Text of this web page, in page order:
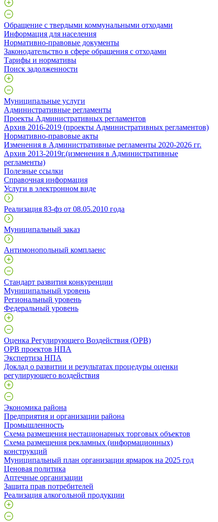
Обращение с твердыми коммунальными отходами
Информация для населения
Нормативно-правовые документы
Законодательство в сфере обращения с отходами
Тарифы и нормативы
Поиск задолженности
Муниципальные услуги
Административные регламенты
Проекты Административных регламентов
Архив 2016-2019 (проекты Административных регламентов)
Нормативно-правовые акты
Изменения в Административные регламенты 2020-2026 гг.
Архив 2013-2019г.(изменения в Административные
регламенты)
Полезные ссылки
Справочная информация
Услуги в электронном виде
Реализация 83-фз от 08.05.2010 года
Муниципальный заказ
Антимонопольный комплаенс
Стандарт развития конкуренции
Муниципальный уровень
Региональный уровень
Федеральный уровень
Оценка Регулирующего Воздействия (ОРВ)
ОРВ проектов НПА
Экспертиза НПА
Доклад о развитии и результатах процедуры оценки
регулирующего воздействия
Экономика района
Предприятия и организации района
Промышленность
Схема размещения нестационарных торговых объектов
Схема размещения рекламных (информационных)
конструкций
Муниципальный план организации ярмарок на 2025 год
Ценовая политика
Аптечные организации
Защита прав потребителей
Реализация алкогольной продукции